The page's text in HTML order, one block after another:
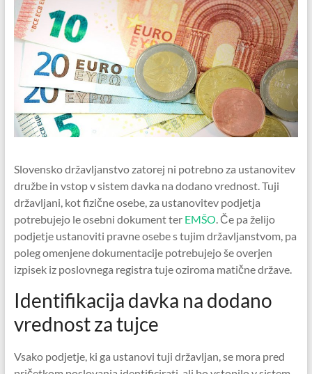
Slovensko državljanstvo zatorej ni potrebno za ustanovitev
družbe in vstop v sistem davka na dodano vrednost. Tuji
državljani, kot fizične osebe, za ustanovitev podjetja
potrebujejo le osebni dokument ter EMŠO. Če pa želijo
podjetje ustanoviti pravne osebe s tujim državljanstvom, pa
poleg omenjene dokumentacije potrebujejo še overjen
izpisek iz poslovnega registra tuje oziroma matične države.
Identifikacija davka na dodano
vrednost za tujce
Vsako podjetje, ki ga ustanovi tuji državljan, se mora pred